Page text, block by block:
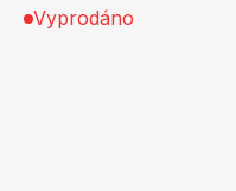
Vyprodáno